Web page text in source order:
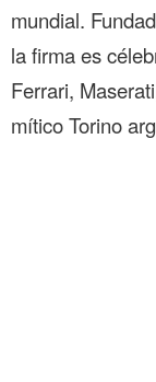
mundial.
la firma es
Ferrari,
mítico Torino